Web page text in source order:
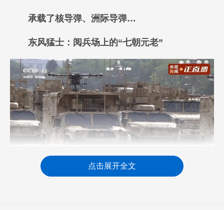
承载了核导弹、洲际导弹…
东风猛士：阅兵场上的“七朝元老”
点击展开全文